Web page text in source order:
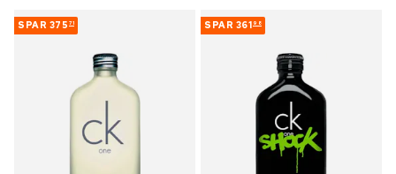
SPAR 375 71 SPAR 361 98